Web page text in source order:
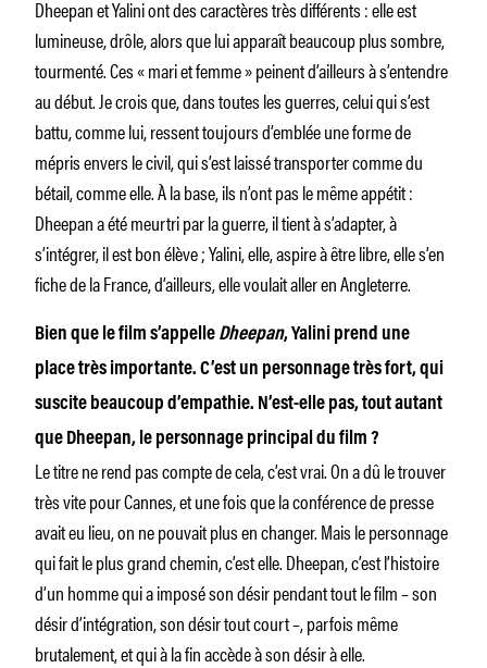
Dheepan et Yalini ont des caractères très différents : elle est
lumineuse, drôle, alors que lui apparaît beaucoup plus sombre,
tourmenté. Ces « mari et femme » peinent d’ailleurs à s’entendre
au début. Je crois que, dans toutes les guerres, celui qui s’est
battu, comme lui, ressent toujours d’emblée une forme de
mépris envers le civil, qui s’est laissé transporter comme du
bétail, comme elle. À la base, ils n’ont pas le même appétit :
Dheepan a été meurtri par la guerre, il tient à s’adapter, à
s’intégrer, il est bon élève ; Yalini, elle, aspire à être libre, elle s’en
fiche de la France, d’ailleurs, elle voulait aller en Angleterre.
Bien que le film s’appelle Dheepan, Yalini prend une
place très importante. C’est un personnage très fort, qui
suscite beaucoup d’empathie. N’est-elle pas, tout autant
que Dheepan, le personnage principal du film ?
Le titre ne rend pas compte de cela, c’est vrai. On a dû le trouver
très vite pour Cannes, et une fois que la conférence de presse
avait eu lieu, on ne pouvait plus en changer. Mais le personnage
qui fait le plus grand chemin, c’est elle. Dheepan, c’est l’histoire
d’un homme qui a imposé son désir pendant tout le film – son
désir d’intégration, son désir tout court –, parfois même
brutalement, et qui à la fin accède à son désir à elle.